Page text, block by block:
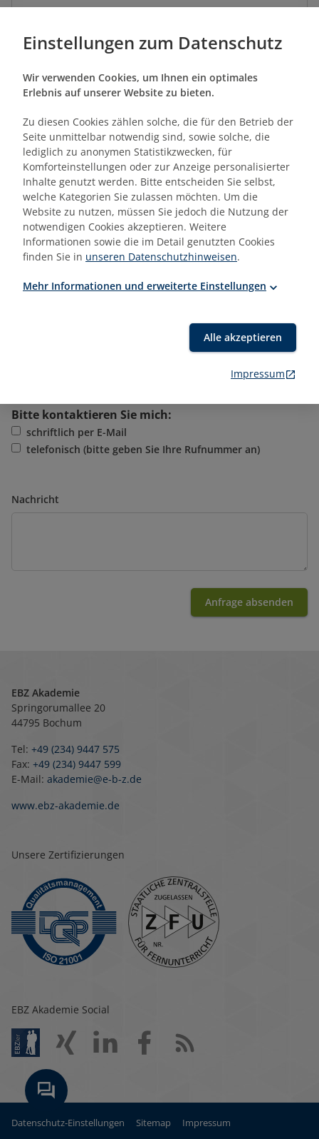
Teilnehmeranzahl
Anzahl Trainingstage
Zielgruppe (Vorwissen)
gewünschte Trainingszeiträume
Bitte kontaktieren Sie mich:
schriftlich per E-Mail
telefonisch (bitte geben Sie Ihre Rufnummer an)
Nachricht
Anfrage absenden
EBZ Akademie
Springorumallee 20
44795 Bochum
Tel: +49 (234) 9447 575
Fax: +49 (234) 9447 599
E-Mail: akademie@e-b-z.de
www.ebz-akademie.de
Unsere Zertifizierungen
EBZ Akademie Social
Datenschutz-Einstellungen Sitemap Impressum
Einstellungen zum Datenschutz
Wir verwenden Cookies, um Ihnen ein optimales
Erlebnis auf unserer Website zu bieten.
Zu diesen Cookies zählen solche, die für den Betrieb der
Seite unmittelbar notwendig sind, sowie solche, die
lediglich zu anonymen Statistikzwecken, für
Komforteinstellungen oder zur Anzeige personalisierter
Inhalte genutzt werden. Bitte entscheiden Sie selbst,
welche Kategorien Sie zulassen möchten. Um die
Website zu nutzen, müssen Sie jedoch die Nutzung der
notwendigen Cookies akzeptieren. Weitere
Informationen sowie die im Detail genutzten Cookies
finden Sie in unseren Datenschutzhinweisen.
Mehr Informationen und erweiterte Einstellungen
Alle akzeptieren
Impressum